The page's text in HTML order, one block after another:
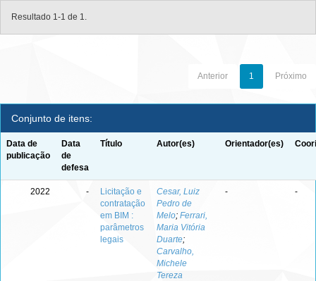
Resultado 1-1 de 1.
Anterior 1 Próximo
Conjunto de itens:
Data de
publicação
Data
de
defesa
Título Autor(es) Orientador(es)
2022 -
Licitação e
contratação
em BIM :
parâmetros
legais
Cesar, Luiz
Pedro de
Melo; Ferrari,
Maria Vitória
Duarte;
Carvalho,
Michele
Tereza
- -